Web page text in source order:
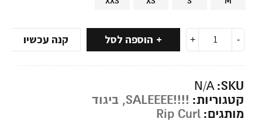
הוספה לסל קנה עכשיו
SKU:
N/A
קטגוריות: !!!!SALEEEE
, ביגוד
מותגים: Rip Curl